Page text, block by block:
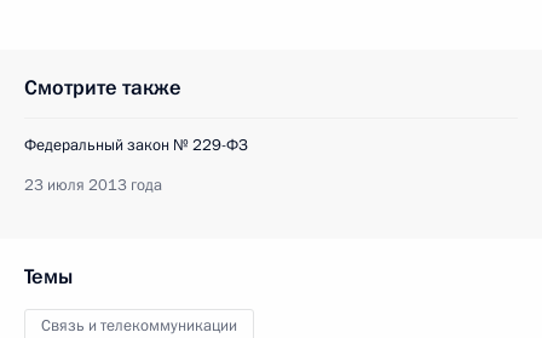
Смотрите также
Федеральный закон № 229-ФЗ
23 июля 2013 года
Темы
Связь и телекоммуникации